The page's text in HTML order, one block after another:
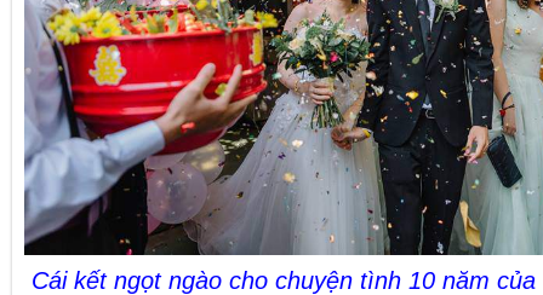
Cái kết ngọt ngào cho chuyện tình 10 năm